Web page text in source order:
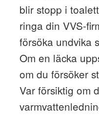
blir stopp i
ringa din VVS-
försöka undvika
Om en läcka
om du försöker
Var försiktig om